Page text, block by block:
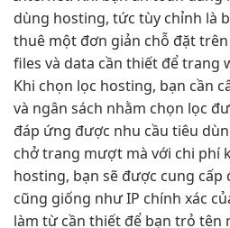
dùng hosting, tức tùy chỉnh là
thuê một đơn giản chỗ đặt
files và data cần thiết để trang
Khi chọn lọc hosting, bạn cần
và ngân sách nhằm chọn lọc
đáp ứng được nhu cầu tiêu
chở trang mượt mà với chi phí
hosting, bạn sẽ được cung cấp
cũng giống như IP chính xác
làm từ cần thiết để bạn trỏ tên